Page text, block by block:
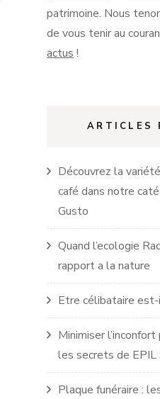
patrimoine. Nous
de vous tenir au
actus !
ARTICLES
Découvrez la
café dans notre
Gusto
Quand l’ecologie
rapport a la nature
Etre célibataire
Minimiser
les secrets de
Plaque funéraire :